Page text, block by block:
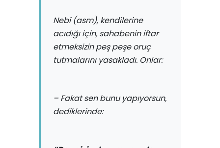
Nebî (asm), kendilerine
acıdığı için, sahabenin iftar
etmeksizin peş peşe oruç
tutmalarını yasakladı. Onlar:
– Fakat sen bunu yapıyorsun,
dediklerinde: